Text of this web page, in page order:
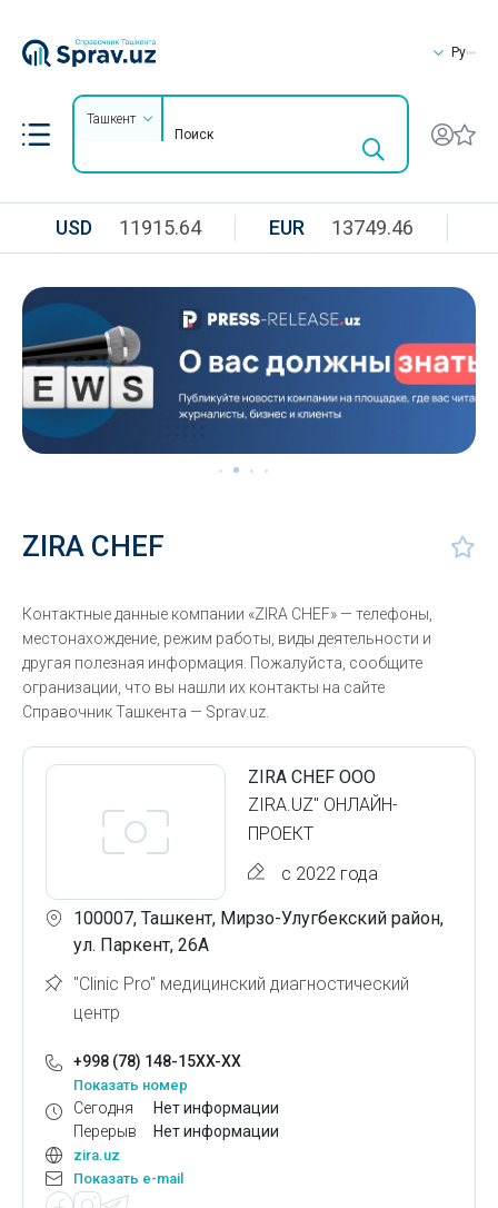
Ру
Ташкент
USD 11915.64 EUR 13749.46
ZIRA CHEF
Контактные данные компании «ZIRA CHEF» — телефоны,
местонахождение, режим работы, виды деятельности и
другая полезная информация. Пожалуйста, сообщите
огранизации, что вы нашли их контакты на сайте
Справочник Ташкента — Sprav.uz.
ZIRA CHEF ООО
ZIRA.UZ" ОНЛАЙН-
ПРОЕКТ
с 2022 года
100007, Ташкент, Мирзо-Улугбекский район,
ул. Паркент, 26А
"Clinic Pro" медицинский диагностический
центр
+998 (78) 148-15XX-XX
Показать номер
Сегодня
Перерыв
Нет информации
Нет информации
zira.uz
Показать e-mail